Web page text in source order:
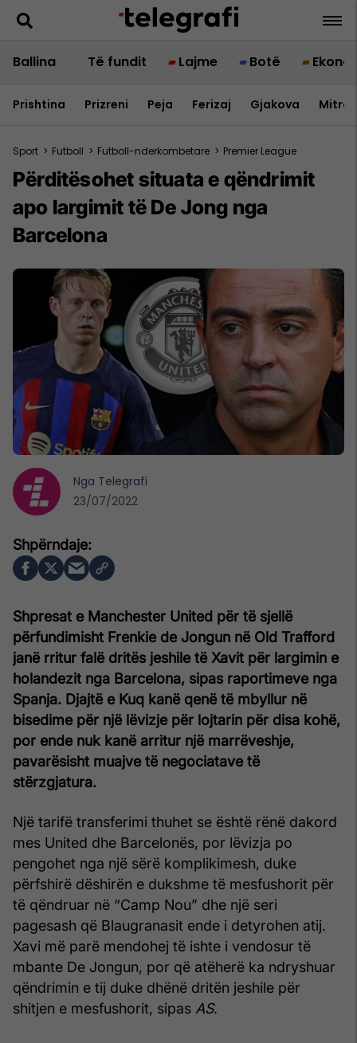
Ballina Të fundit Lajme Botë
Prishtina Prizreni Peja Ferizaj Gjakova
Sport > Futboll > Futboll-nderkombetare > Premier League
Përditësohet situata e qëndrimit
apo largimit të De Jong nga
Barcelona
Shpresat e Manchester United për të sjellë
përfundimisht Frenkie de Jongun në Old Trafford
janë rritur falë dritës jeshile të Xavit për largimin e
holandezit nga Barcelona, ​​sipas raportimeve nga
Spanja. Djajtë e Kuq kanë qenë të mbyllur në
bisedime për një lëvizje për lojtarin për disa kohë,
por ende nuk kanë arritur një marrëveshje,
pavarësisht muajve të negociatave të
stërzgjatura.
Një tarifë transferimi thuhet se është rënë dakord
mes United dhe Barcelonës, por lëvizja po
pengohet nga një sërë komplikimesh, duke
përfshirë dëshirën e dukshme të mesfushorit për
të qëndruar në “Camp Nou” dhe një seri
pagesash që Blaugranasit ende i detyrohen atij.
Xavi më parë mendohej të ishte i vendosur të
mbante De Jongun, por që atëherë ka ndryshuar
qëndrimin e tij duke dhënë dritën jeshile për
shitjen e mesfushorit, sipas AS.
Nga Telegrafi
23/07/2022